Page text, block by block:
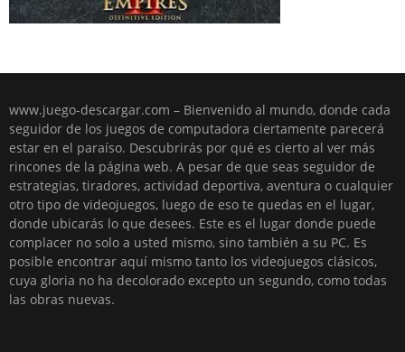
www.juego-descargar.com – Bienvenido al mundo, donde cada
seguidor de los juegos de computadora ciertamente parecerá
estar en el paraíso. Descubrirás por qué es cierto al ver más
rincones de la página web. A pesar de que seas seguidor de
estrategias, tiradores, actividad deportiva, aventura o cualquier
otro tipo de videojuegos, luego de eso te quedas en el lugar,
donde ubicarás lo que desees. Este es el lugar donde puede
complacer no solo a usted mismo, sino también a su PC. Es
posible encontrar aquí mismo tanto los videojuegos clásicos,
cuya gloria no ha decolorado excepto un segundo, como todas
las obras nuevas.